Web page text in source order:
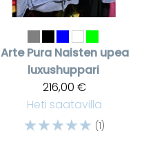
Arte Pura Naisten upea
luxushuppari
216,00 €
Heti saatavilla
☆☆☆☆☆ (1)